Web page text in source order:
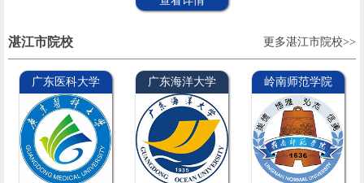
湛江市院校 更多湛江市院校>>
广东医科大学 广东海洋大学 岭南师范学院